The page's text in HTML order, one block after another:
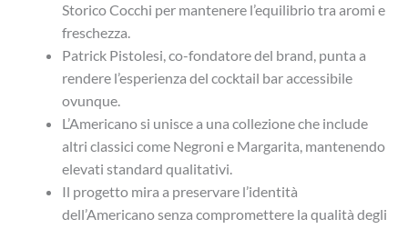
Storico Cocchi per mantenere l’equilibrio tra aromi e
freschezza.
Patrick Pistolesi, co-fondatore del brand, punta a
rendere l’esperienza del cocktail bar accessibile
ovunque.
L’Americano si unisce a una collezione che include
altri classici come Negroni e Margarita, mantenendo
elevati standard qualitativi.
Il progetto mira a preservare l’identità
dell’Americano senza compromettere la qualità degli